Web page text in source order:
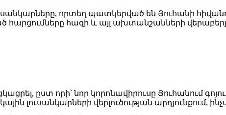
որտեղ պատկերված են Յուհանի
հարցումները հազի և այլ ախտանշանների
ըստ որի՝ նոր կորոնավիրուսը Յուհանում
լուսանկարների վերլուծության արդյունքում,